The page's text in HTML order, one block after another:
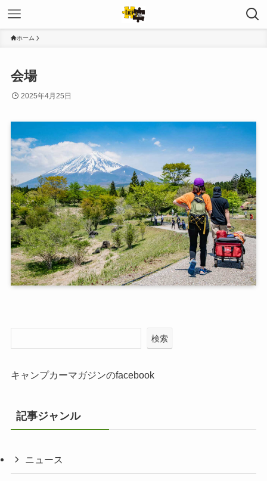
ホーム
会場
2025年4月25日
検索
キャンプカーマガジンのfacebook
記事ジャンル
ニュース